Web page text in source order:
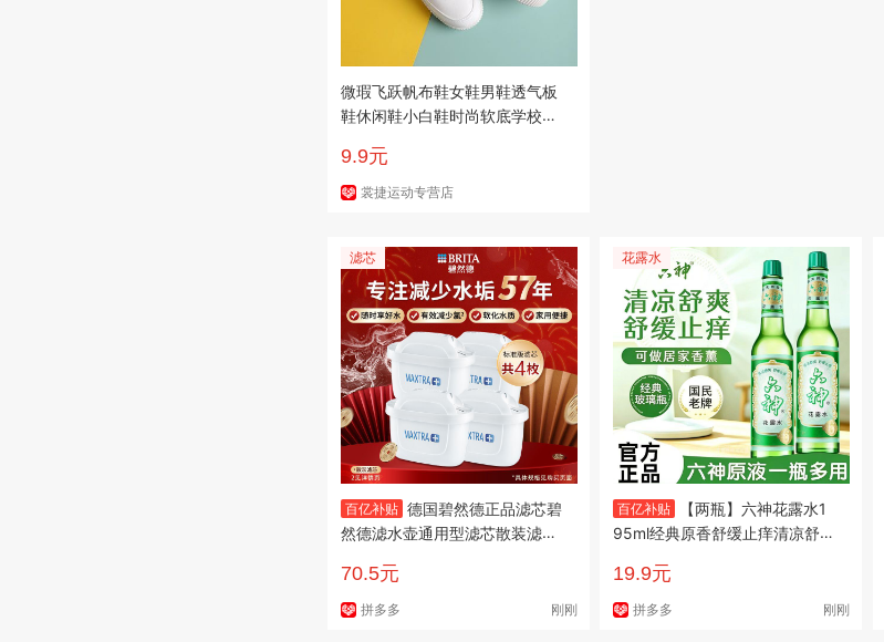
微瑕飞跃帆布鞋女鞋男鞋透气板
鞋休闲鞋小白鞋时尚软底学校运
9.9元
裳捷运动专营店
滤芯
百亿补贴 德国碧然德正品滤芯碧
然德滤水壶通用型滤芯散装滤芯
70.5元
拼多多 刚刚
花露水
百亿补贴
【两瓶】六神花露水1
95ml经典原香舒缓止痒清凉舒
19.9元
拼多多 刚刚